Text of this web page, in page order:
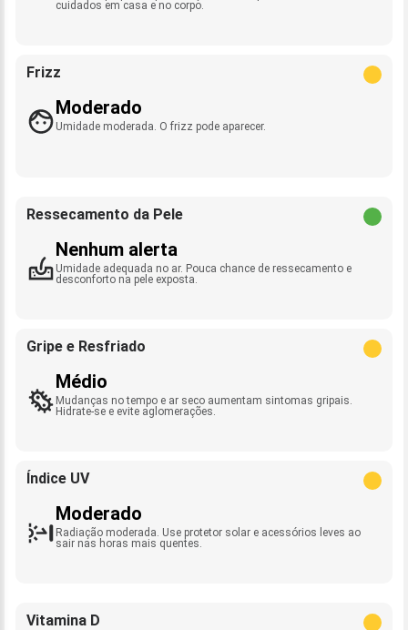
cuidados em casa e no corpo.
Frizz
Moderado
Umidade moderada. O frizz pode aparecer.
Ressecamento da Pele
Nenhum alerta
Umidade adequada no ar. Pouca chance de ressecamento e
desconforto na pele exposta.
Gripe e Resfriado
Médio
Mudanças no tempo e ar seco aumentam sintomas gripais.
Hidrate-se e evite aglomerações.
Índice UV
Moderado
Radiação moderada. Use protetor solar e acessórios leves ao
sair nas horas mais quentes.
Vitamina D